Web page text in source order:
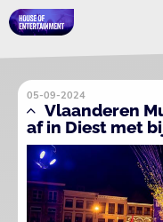
05-09-2024
Vlaanderen
af in Diest met